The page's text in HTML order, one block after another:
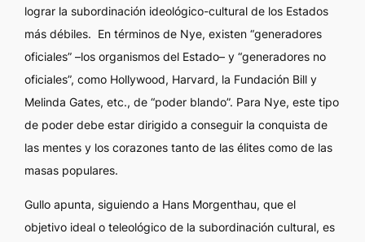
lograr la subordinación ideológico-cultural de los Estados
más débiles. En términos de Nye, existen “generadores
oficiales” –los organismos del Estado– y “generadores no
oficiales”, como Hollywood, Harvard, la Fundación Bill y
Melinda Gates, etc., de “poder blando”. Para Nye, este tipo
de poder debe estar dirigido a conseguir la conquista de
las mentes y los corazones tanto de las élites como de las
masas populares.
Gullo apunta, siguiendo a Hans Morgenthau, que el
objetivo ideal o teleológico de la subordinación cultural, es